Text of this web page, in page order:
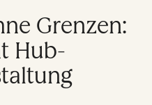
Grenzen:
Hub-